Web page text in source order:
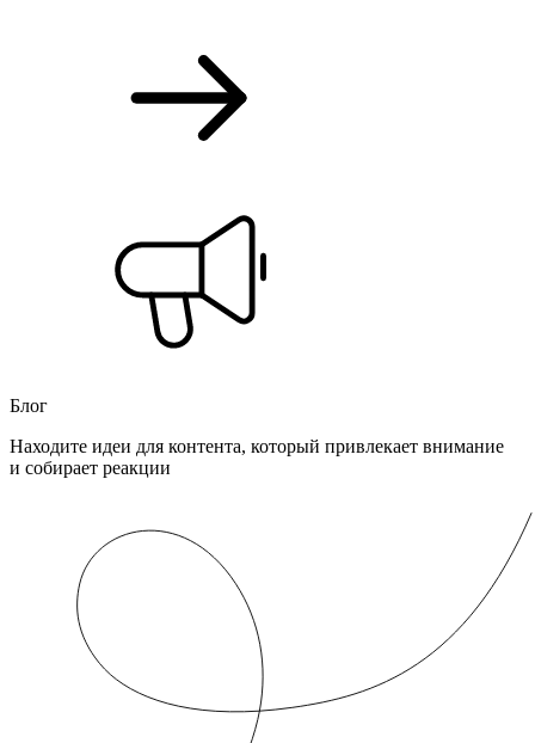
Блог
Находите идеи для контента, который привлекает внимание
и собирает реакции